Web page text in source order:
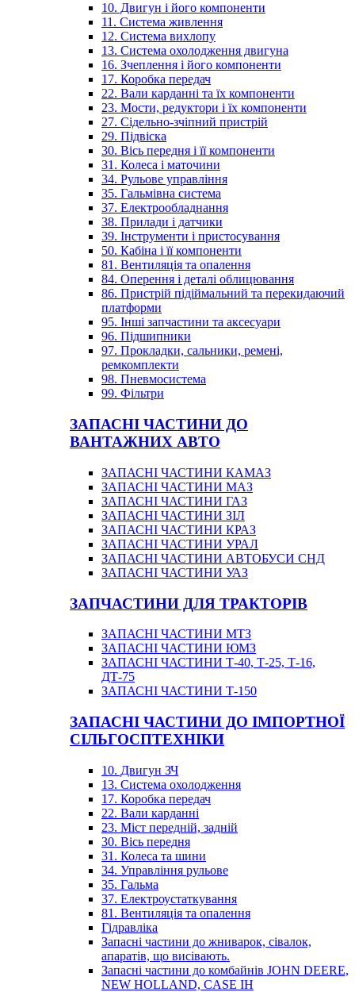
10. Двигун і його компоненти
11. Система живлення
12. Система вихлопу
13. Система охолодження двигуна
16. Зчеплення і його компоненти
17. Коробка передач
22. Вали карданні та їх компоненти
23. Мости, редуктори і їх компоненти
27. Сідельно-зчіпний пристрій
29. Підвіска
30. Вісь передня і її компоненти
31. Колеса і маточини
34. Рульове управління
35. Гальмівна система
37. Електрообладнання
38. Прилади і датчики
39. Інструменти і пристосування
50. Кабіна і її компоненти
81. Вентиляція та опалення
84. Оперення і деталі облицювання
86. Пристрій підіймальний та перекидаючий
платформи
95. Інші запчастини та аксесуари
96. Підшипники
97. Прокладки, сальники, ремені,
ремкомплекти
98. Пневмосистема
99. Фільтри
ЗАПАСНІ ЧАСТИНИ ДО
ВАНТАЖНИХ АВТО
ЗАПАСНІ ЧАСТИНИ КАМАЗ
ЗАПАСНІ ЧАСТИНИ МАЗ
ЗАПАСНІ ЧАСТИНИ ГАЗ
ЗАПАСНІ ЧАСТИНИ ЗІЛ
ЗАПАСНІ ЧАСТИНИ КРАЗ
ЗАПАСНІ ЧАСТИНИ УРАЛ
ЗАПАСНІ ЧАСТИНИ АВТОБУСИ СНД
ЗАПАСНІ ЧАСТИНИ УАЗ
ЗАПЧАСТИНИ ДЛЯ ТРАКТОРІВ
ЗАПАСНІ ЧАСТИНИ МТЗ
ЗАПАСНІ ЧАСТИНИ ЮМЗ
ЗАПАСНІ ЧАСТИНИ Т-40, Т-25, Т-16,
ДТ-75
ЗАПАСНІ ЧАСТИНИ Т-150
ЗАПАСНІ ЧАСТИНИ ДО ІМПОРТНОЇ
СІЛЬГОСПТЕХНІКИ
10. Двигун ЗЧ
13. Система охолодження
17. Коробка передач
22. Вали карданні
23. Міст передній, задній
30. Вісь передня
31. Колеса та шини
34. Управління рульове
35. Гальма
37. Електроустаткування
81. Вентиляція та опалення
Гідравліка
Запасні частини до жниварок, сівалок,
апаратів, що висівають.
Запасні частини до комбайнів JOHN DEERE,
NEW HOLLAND, CASE IH